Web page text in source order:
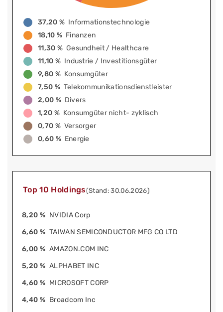
37,20 % Informationstechnologie
18,10 % Finanzen
11,30 % Gesundheit / Healthcare
11,10 % Industrie / Investitionsgüter
9,80 % Konsumgüter
7,50 % Telekommunikationsdienstleister
2,00 % Divers
1,20 % Konsumgüter nicht- zyklisch
0,70 % Versorger
0,60 % Energie
Top 10 Holdings(Stand: 30.06.2026)
8,20 % NVIDIA Corp
6,60 % TAIWAN SEMICONDUCTOR MFG CO LTD
6,00 % AMAZON.COM INC
5,20 % ALPHABET INC
4,60 % MICROSOFT CORP
4,40 % Broadcom Inc